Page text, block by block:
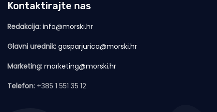
Kontaktirajte nas
Redakcija: info@morski.hr
Glavni urednik: gasparjurica@morski.hr
Marketing: marketing@morski.hr
Telefon: +385 1 551 35 12